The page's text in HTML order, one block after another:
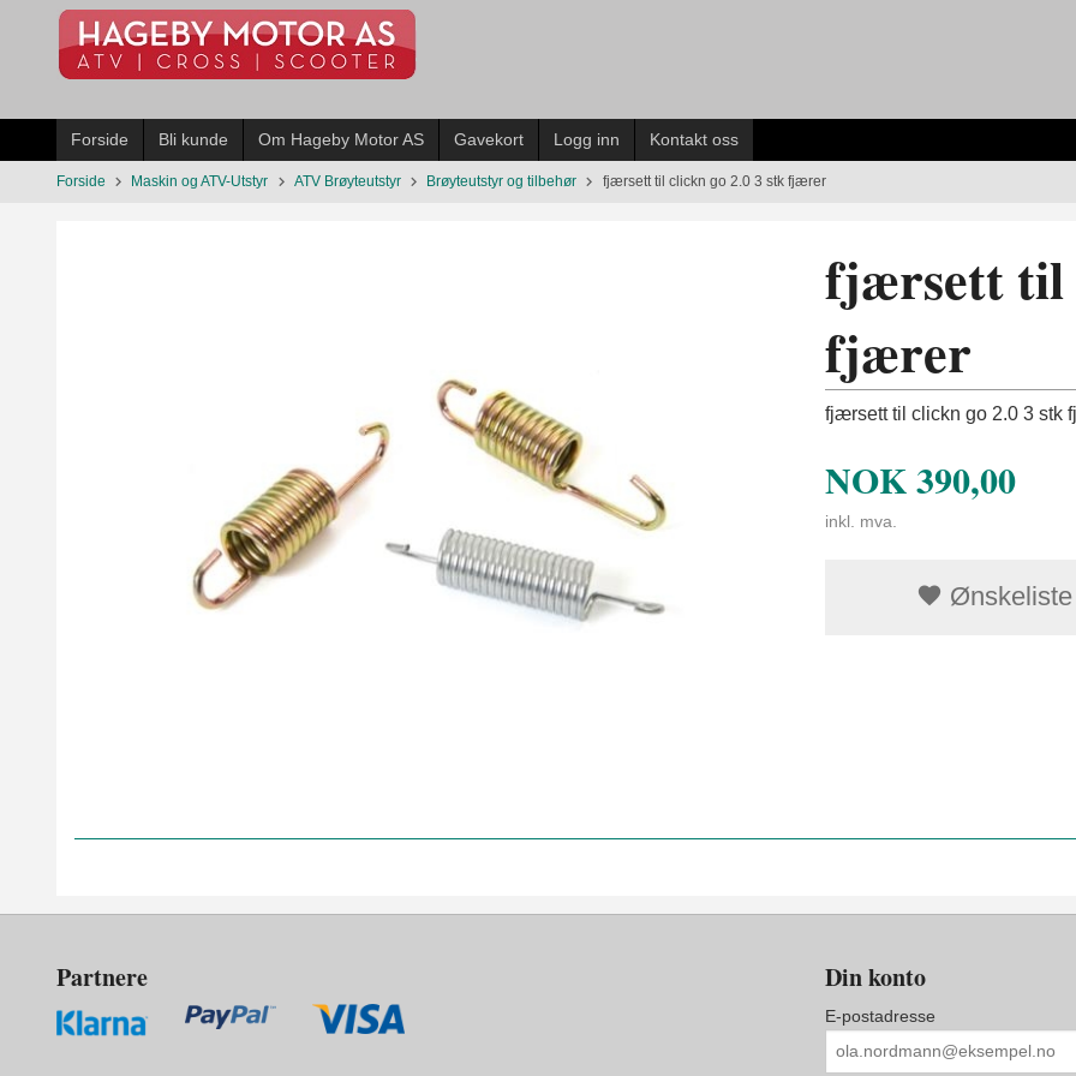
innholdet
Forside Bli kunde Om Hageby Motor AS Gavekort Logg inn Kontakt oss
Forside Maskin og ATV-Utstyr ATV Brøyteutstyr Brøyteutstyr og tilbehør fjærsett til clickn go 2.0 3 stk fjærer
fjærsett til
fjærer
fjærsett til clickn go 2.0 3 stk
NOK390,00
inkl. mva.
Ønskeliste
Partnere Din konto
E-postadresse